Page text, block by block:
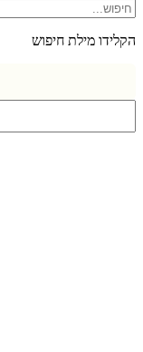
מילת חיפוש